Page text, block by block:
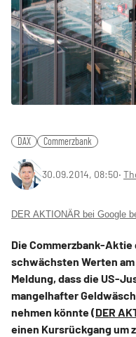
DAX Commerzbank
30.09.2014, 08:50‧
DER AKTIONÄR bei Google
Die Commerzbank-Aktie
schwächsten Werten
Meldung, dass die US-
mangelhafter
nehmen könnte(DER
einen Kursrückgang um